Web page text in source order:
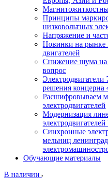
Принципы
низковольтных
Напряжение и
Новинки на
двигателей
Снижение шума на
вопрос
Электродвигатели
решения концерна
Расшифровываем
электродвигателей
Модернизация
Синхронные
мельниц
Обучающие материалы
В наличии